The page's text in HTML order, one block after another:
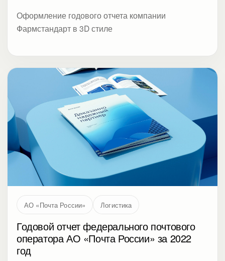
Оформление годового отчета компании
Фармстандарт в 3D стиле
АО «Почта России» Логистика
Годовой отчет федерального почтового
оператора АО «Почта России» за 2022
год